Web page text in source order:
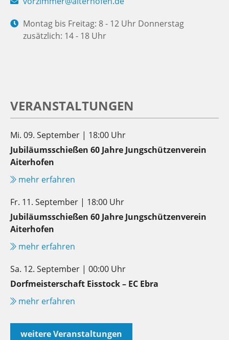
Montag bis Freitag: 8 - 12 Uhr Donnerstag
zusätzlich: 14 - 18 Uhr
VERANSTALTUNGEN
Mi. 09. September | 18:00 Uhr
Jubiläumsschießen 60 Jahre Jungschützenverein
Aiterhofen
mehr erfahren
Fr. 11. September | 18:00 Uhr
Jubiläumsschießen 60 Jahre Jungschützenverein
Aiterhofen
mehr erfahren
Sa. 12. September | 00:00 Uhr
Dorfmeisterschaft Eisstock – EC Ebra
mehr erfahren
weitere Veranstaltungen